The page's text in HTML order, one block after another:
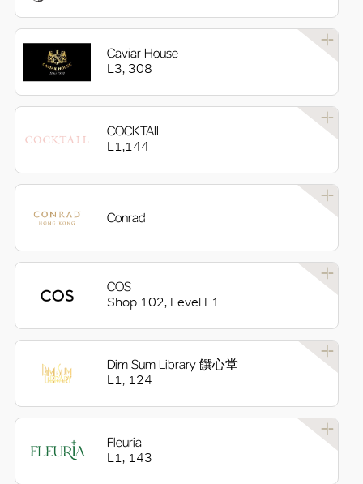
Caviar House
L3, 308
COCKTAIL
L1,144
Conrad
COS
Shop 102, Level L1
Dim Sum Library 饌心堂
L1, 124
Fleuria
L1, 143